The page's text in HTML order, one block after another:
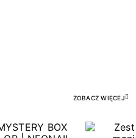
ZOBACZ WIĘCEJ